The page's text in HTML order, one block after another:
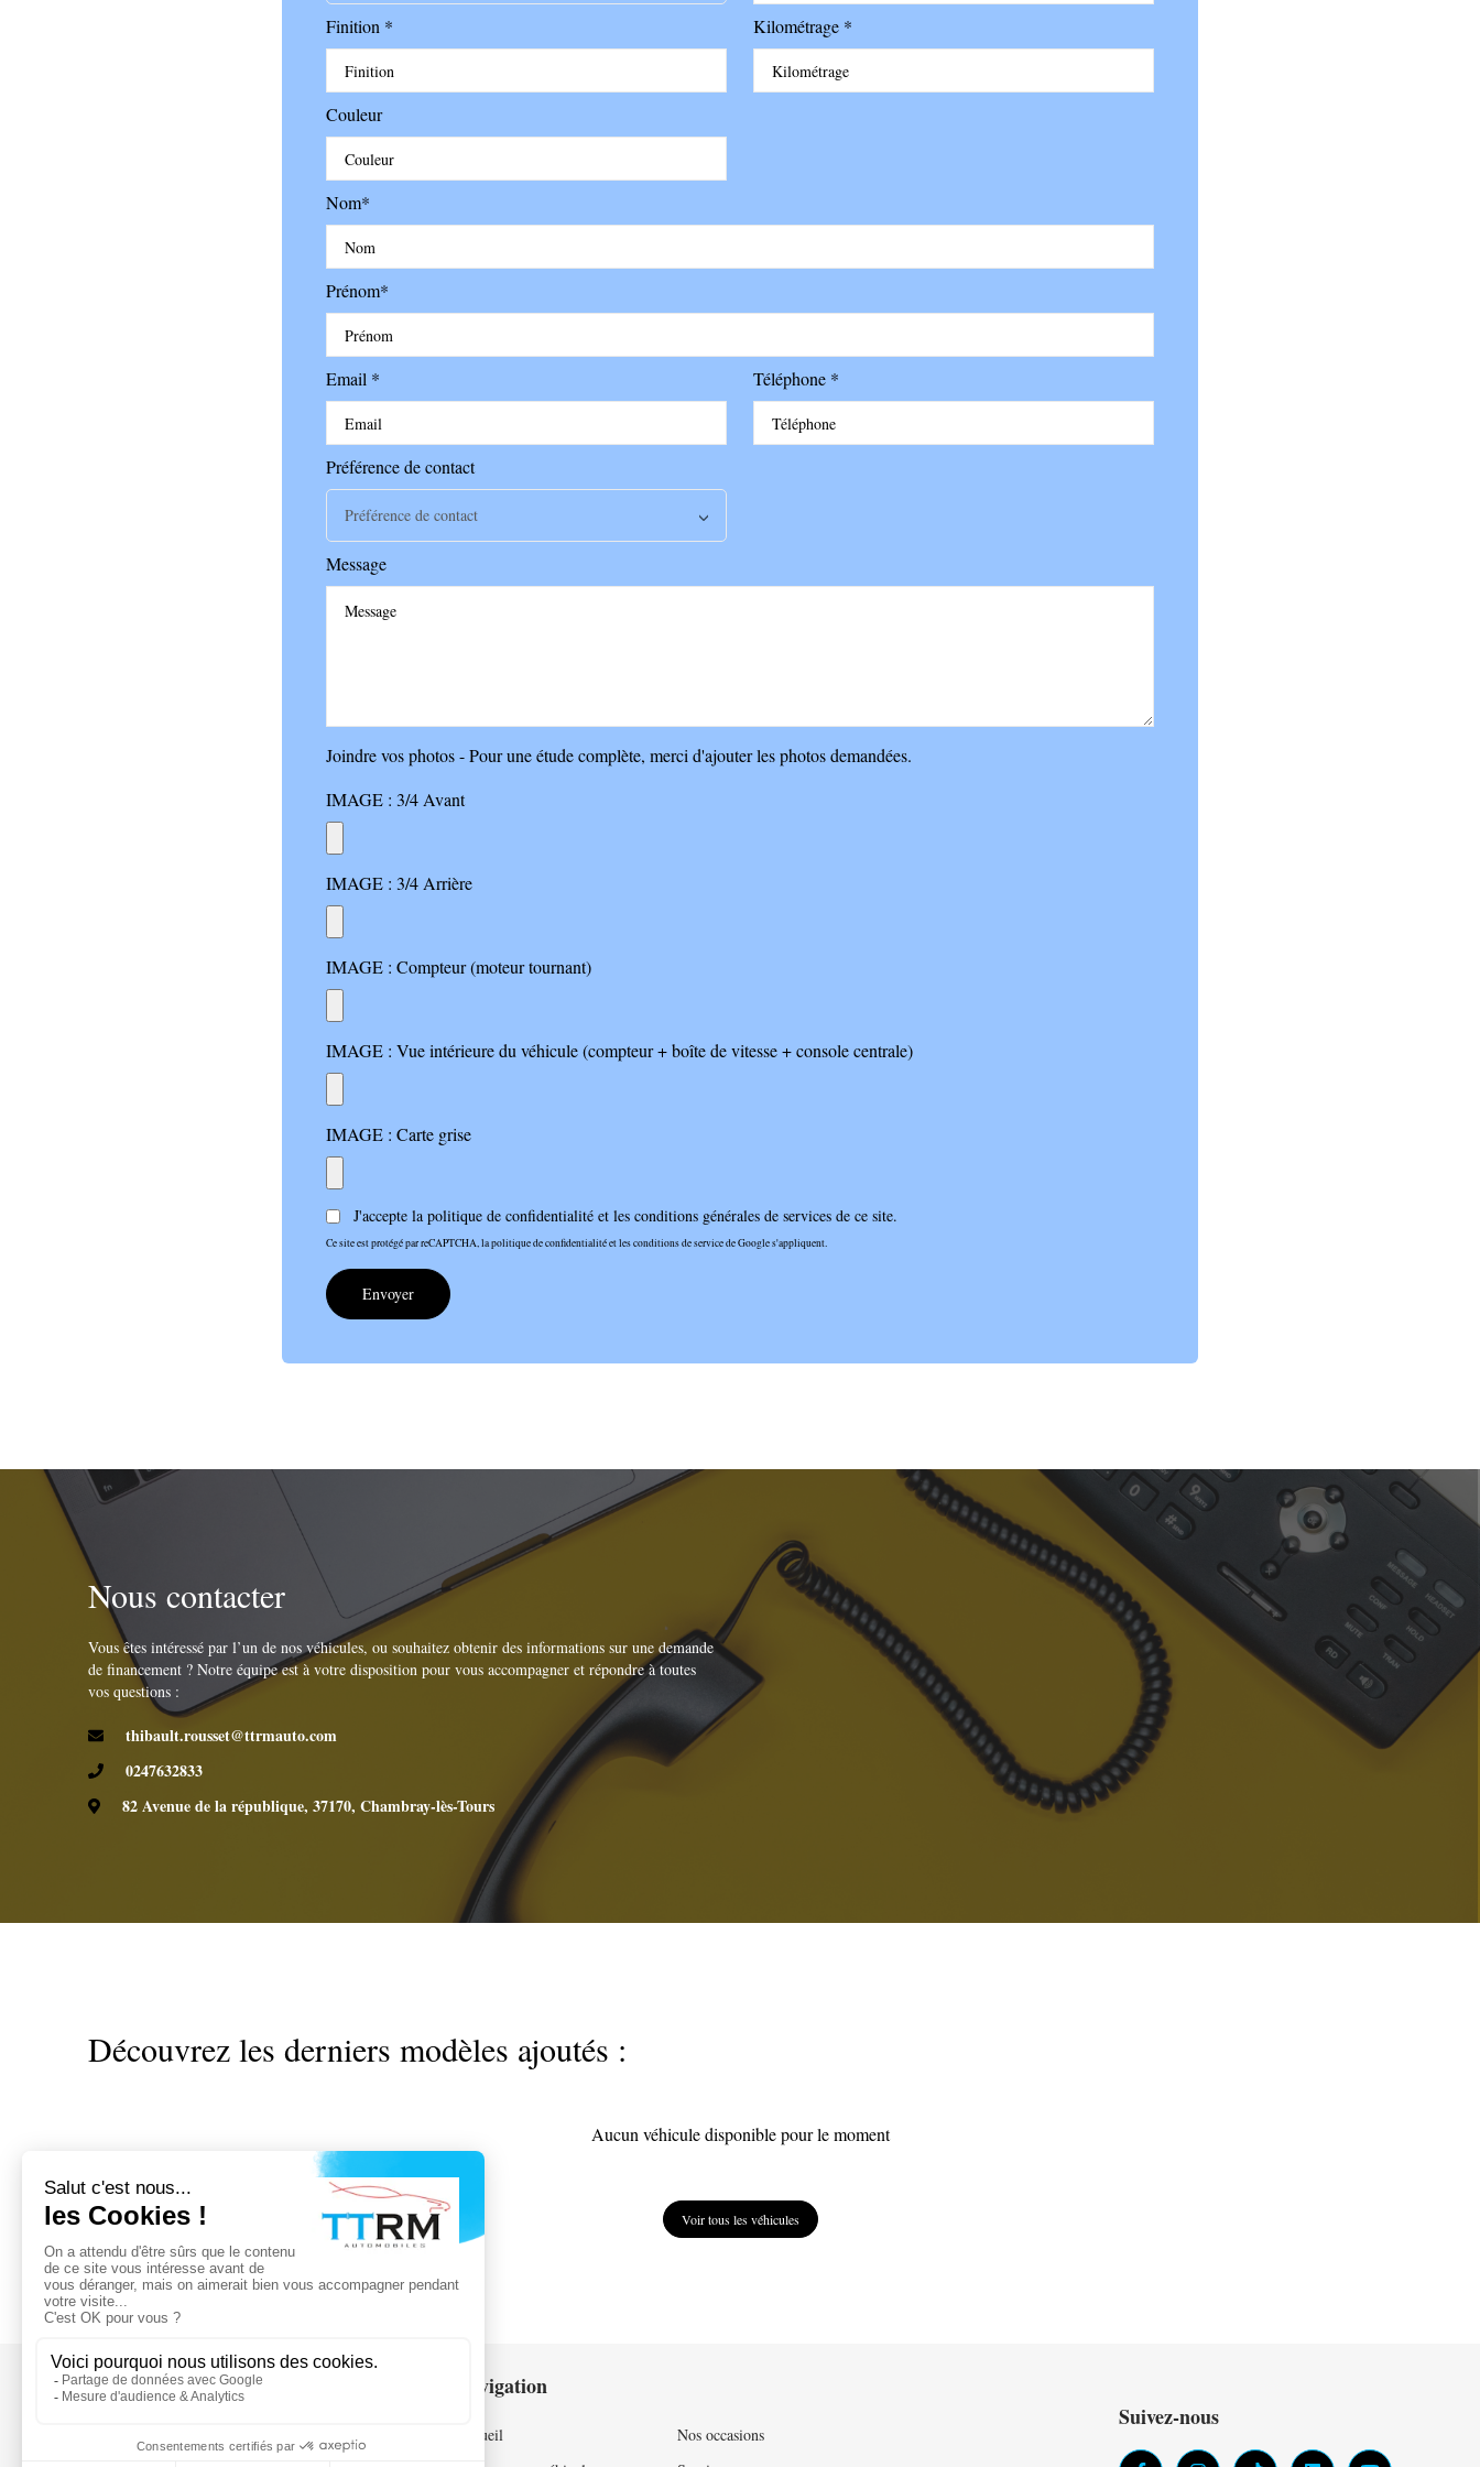
Finition * Kilométrage *
Couleur
Nom*
Prénom*
Email * Téléphone *
Préférence de contact
Préférence de contact
Message
Joindre vos photos - Pour une étude complète, merci d'ajouter les photos demandées.
IMAGE : 3/4 Avant
IMAGE : 3/4 Arrière
IMAGE : Compteur (moteur tournant)
IMAGE : Vue intérieure du véhicule (compteur + boîte de vitesse + console centrale)
IMAGE : Carte grise
J'accepte la politique de confidentialité et les conditions générales de services de ce site.
Ce site est protégé par reCAPTCHA, la politique de confidentialité et les conditions de service de Google s'appliquent.
Envoyer
Nous contacter
Vous êtes intéressé par l’un de nos véhicules, ou souhaitez obtenir des informations sur une demande
de financement ? Notre équipe est à votre disposition pour vous accompagner et répondre à toutes
vos questions :
thibault.rousset@ttrmauto.com
0247632833
82 Avenue de la république, 37170, Chambray-lès-Tours
Découvrez les derniers modèles ajoutés :
Aucun véhicule disponible pour le moment
Voir tous les véhicules
Navigation
Accueil
Nos occasions
Suivez-nous